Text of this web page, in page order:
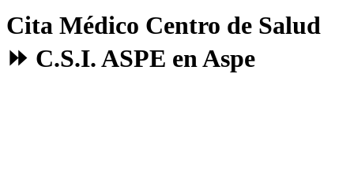
Cita Médico Centro de Salud
⏩ C.S.I. ASPE en Aspe